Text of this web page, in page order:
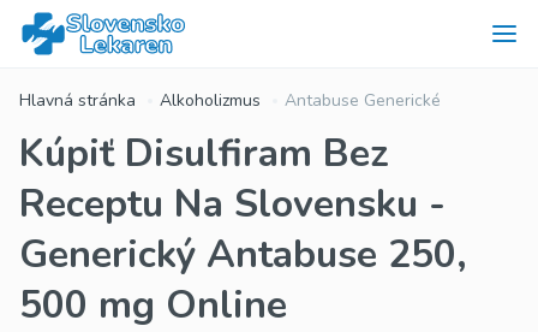
Hlavná stránka Alkoholizmus Antabuse Generické
Kúpiť Disulfiram Bez
Receptu Na Slovensku -
Generický Antabuse 250,
500 mg Online